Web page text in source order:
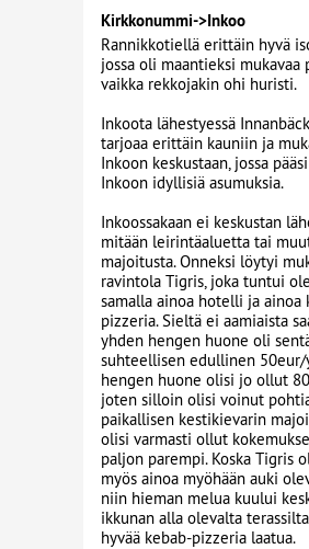
Kirkkonummi->Inkoo
Rannikkotiellä erittäin hyvä
jossa oli maantieksi mukavaa
vaikka rekkojakin ohi huristi.
Inkoota lähestyessä
tarjoaa erittäin kauniin ja
Inkoon keskustaan, jossa
Inkoon idyllisiä asumuksia.
Inkoossakaan ei keskustan
mitään leirintäaluetta tai
majoitusta. Onneksi löytyi
ravintola Tigris, joka tuntui
samalla ainoa hotelli ja ainoa
pizzeria. Sieltä ei aamiaista
yhden hengen huone oli
suhteellisen edullinen 50eur/
hengen huone olisi jo ollut
joten silloin olisi voinut
paikallisen kestikievarin
olisi varmasti ollut
paljon parempi. Koska Tigris
myös ainoa myöhään auki
niin hieman melua kuului
ikkunan alla olevalta
hyvää kebab-pizzeria laatua.